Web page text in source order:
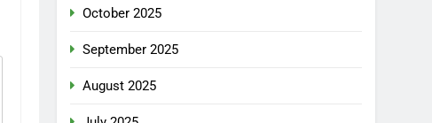
October 2025
September 2025
August 2025